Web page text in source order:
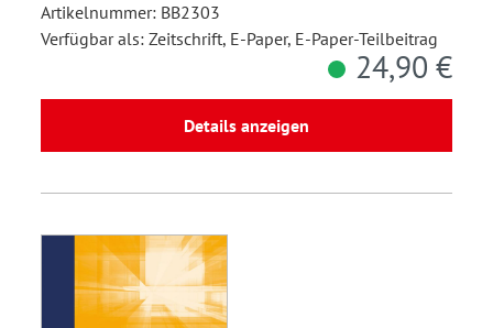
Artikelnummer: BB2303
Verfügbar als: Zeitschrift, E-Paper, E-Paper-Teilbeitrag
24,90 €
Details anzeigen